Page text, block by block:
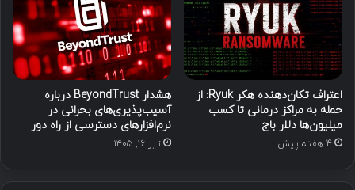
اعتراف تکان‌دهنده هکر Ryuk: از
حمله به مراکز درمانی تا کسب
میلیون‌ها دلار باج
4 هفته پیش
هشدار BeyondTrust درباره
آسیب‌پذیری‌های بحرانی در
نرم‌افزارهای دسترسی از راه دور
تیر ۱۶, ۱۴۰۵